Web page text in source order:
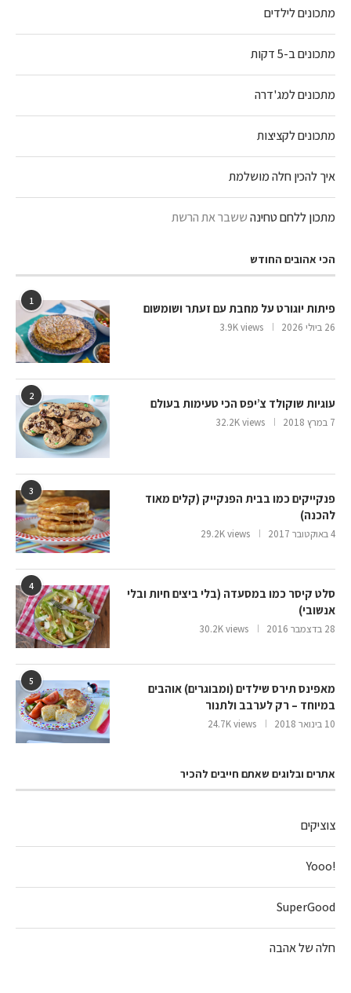
מתכונים לילדים
מתכונים ב-5 דקות
מתכונים למג'דרה
מתכונים לקציצות
איך להכין חלה מושלמת
מתכון ללחם טחינהששבר את הרשת
הכי אהובים החודש
1
פיתות יוגורט על מחבת עם זעתר ושומשום
26 ביולי 2026 3.9K views
2
עוגיות שוקולד צ’יפס הכי טעימות בעולם
7 במרץ 2018 32.2K views
3
פנקייקים כמו בבית הפנקייק (קלים מאוד
להכנה)
4 באוקטובר 2017 29.2K views
4
סלט קיסר כמו במסעדה (בלי ביצים חיות ובלי
אנשובי)
28 בדצמבר 2016 30.2K views
5
מאפינס תירס שילדים (ומבוגרים) אוהבים
במיוחד – רק לערבב ולתנור
10 בינואר 2018 24.7K views
אתרים ובלוגים שאתם חייבים להכיר
צוציקים
!Yooo
SuperGood
חלה של אהבה